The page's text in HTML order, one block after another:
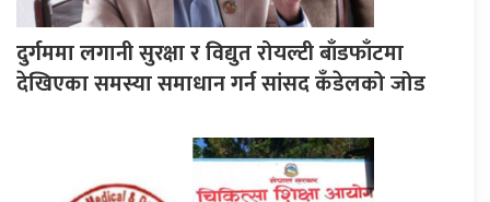
दुर्गममा लगानी सुरक्षा र विद्युत रोयल्टी बाँडफाँटमा
देखिएका समस्या समाधान गर्न सांसद कँडेलको जोड